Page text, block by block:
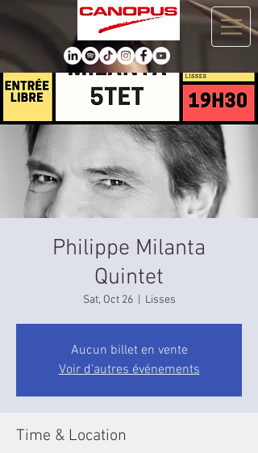
Philippe Milanta
Quintet
Sat, Oct 26
  |
Lisses
Aucun billet en vente
Voir d'autres événements
Time & Location